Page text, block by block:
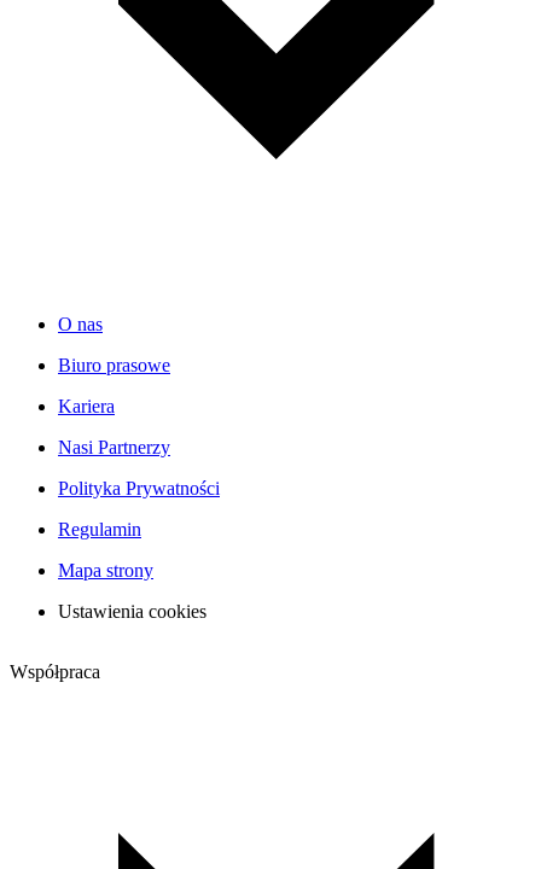
O nas
Biuro prasowe
Kariera
Nasi Partnerzy
Polityka Prywatności
Regulamin
Mapa strony
Ustawienia cookies
Współpraca